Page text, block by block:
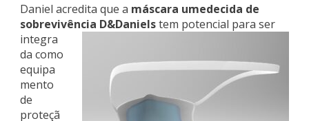
Daniel acredita que a máscara umedecida de
sobrevivência D&Danielstem potencial para ser
integra
da como
equipa
mento
de
proteçã